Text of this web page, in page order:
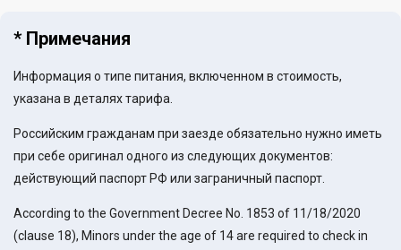
* Примечания
Информация о типе питания, включенном в стоимость,
указана в деталях тарифа.
Российским гражданам при заезде обязательно нужно иметь
при себе оригинал одного из следующих документов:
действующий паспорт РФ или заграничный паспорт.
According to the Government Decree No. 1853 of 11/18/2020
(clause 18), Minors under the age of 14 are required to check in